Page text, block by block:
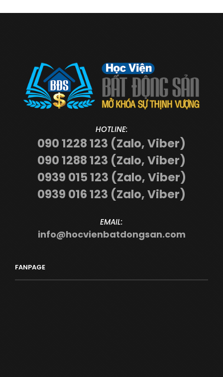
HOTLINE:
090 1228 123 (Zalo, Viber)
090 1288 123 (Zalo, Viber)
0939 015 123 (Zalo, Viber)
0939 016 123 (Zalo, Viber)
EMAIL:
info@hocvienbatdongsan.com
FANPAGE